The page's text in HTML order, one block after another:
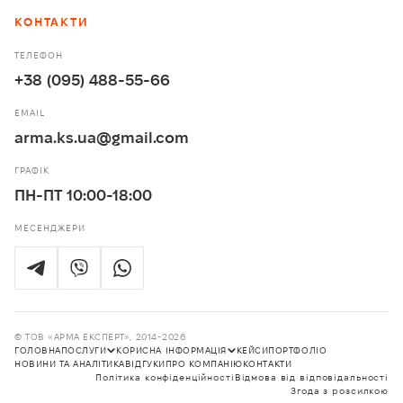
КОНТАКТИ
ТЕЛЕФОН
+38 (095) 488-55-66
EMAIL
arma.ks.ua@gmail.com
ГРАФІК
ПН-ПТ 10:00-18:00
МЕСЕНДЖЕРИ
© ТОВ «АРМА ЕКСПЕРТ», 2014-2026
ГОЛОВНАПОСЛУГИ КОРИСНА ІНФОРМАЦІЯ КЕЙСИПОРТФОЛІО
НОВИНИ ТА АНАЛІТИКАВІДГУКИПРО КОМПАНІЮКОНТАКТИ
Політика конфіденційності Відмова від відповідальності
Згода з розсилкою